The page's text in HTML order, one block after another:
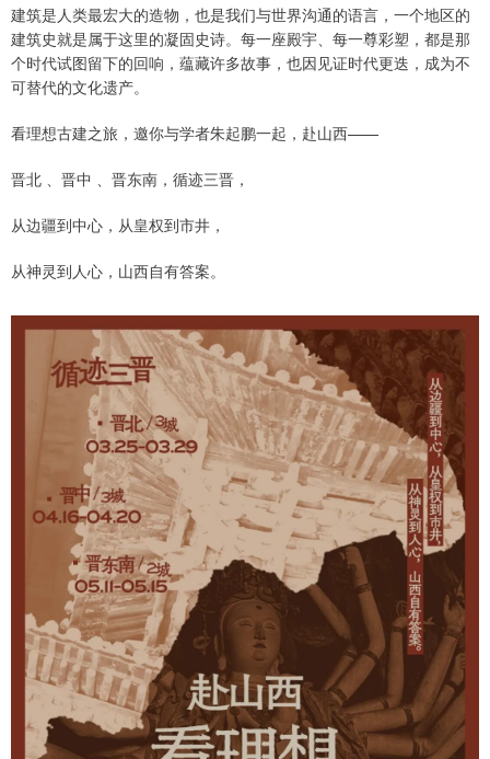
建筑是人类最宏大的造物，也是我们与世界沟通的语言，一个地区的
建筑史就是属于这里的凝固史诗。每一座殿宇、每一尊彩塑，都是那
个时代试图留下的回响，蕴藏许多故事，也因见证时代更迭，成为不
可替代的文化遗产。
看理想古建之旅，邀你与学者朱起鹏一起，赴山西——
晋北 、晋中 、晋东南，循迹三晋，
从边疆到中心，从皇权到市井，
从神灵到人心，山西自有答案。